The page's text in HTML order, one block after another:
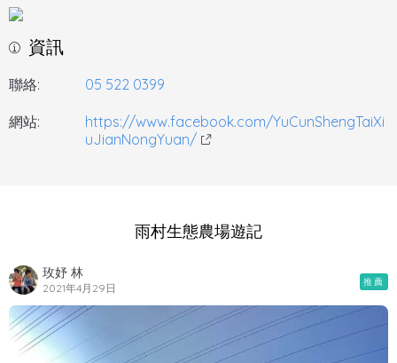
資訊
聯絡: 05 522 0399
網站:
https://www.facebook.com/YuCunShengTaiXi
uJianNongYuan/
雨村生態農場遊記
玫妤 林
2021年4月29日 推薦